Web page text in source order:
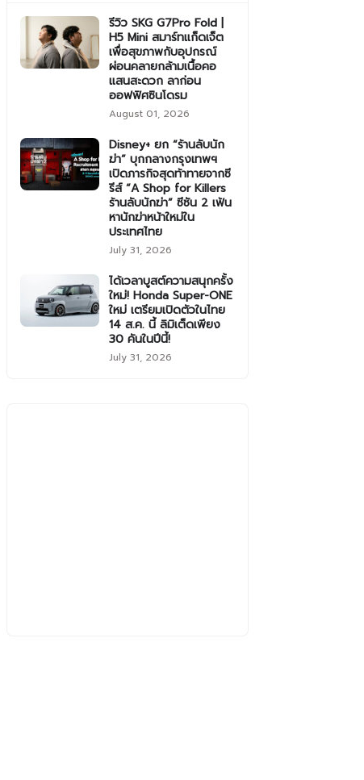
รีวิว SKG G7Pro Fold |
H5 Mini สมาร์ทแก็ดเจ็ต
เพื่อสุขภาพกับอุปกรณ์
ผ่อนคลายกล้ามเนื้อคอ
แสนสะดวก ลาก่อน
ออฟฟิศซินโดรม
August 01, 2026
Disney+ ยก “ร้านลับนัก
ฆ่า” บุกกลางกรุงเทพฯ
เปิดภารกิจสุดท้าทายจากซี
รีส์ “A Shop for Killers
ร้านลับนักฆ่า” ซีซัน 2 เฟ้น
หานักฆ่าหน้าใหม่ใน
ประเทศไทย
July 31, 2026
ได้เวลาบูสต์ความสนุกครั้ง
ใหม่! Honda Super-ONE
ใหม่ เตรียมเปิดตัวในไทย
14 ส.ค. นี้ ลิมิเต็ดเพียง
30 คันในปีนี้!
July 31, 2026